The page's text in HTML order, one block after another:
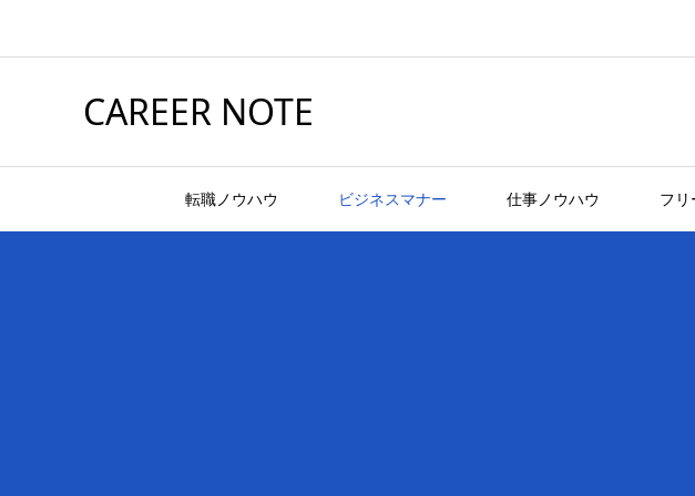
CAREER NOTE
転職ノウハウ ビジネスマナー 仕事ノウハウ フリ